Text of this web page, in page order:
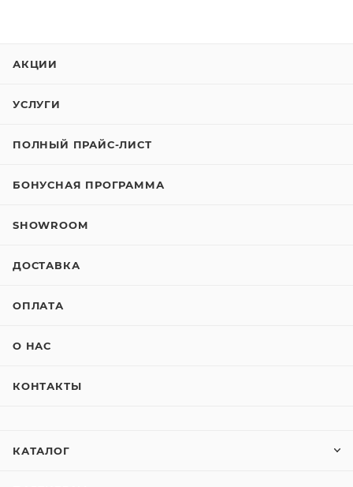
АКЦИИ
УСЛУГИ
ПОЛНЫЙ ПРАЙС-ЛИСТ
БОНУСНАЯ ПРОГРАММА
SHOWROOM
ДОСТАВКА
ОПЛАТА
О НАС
КОНТАКТЫ
КАТАЛОГ